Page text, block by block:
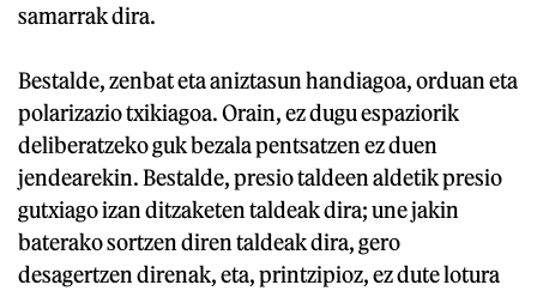
samarrak dira.
Bestalde, zenbat eta aniztasun handiagoa, orduan eta
polarizazio txikiagoa. Orain, ez dugu espaziorik
deliberatzeko guk bezala pentsatzen ez duen
jendearekin. Bestalde, presio taldeen aldetik presio
gutxiago izan ditzaketen taldeak dira; une jakin
baterako sortzen diren taldeak dira, gero
desagertzen direnak, eta, printzipioz, ez dute lotura